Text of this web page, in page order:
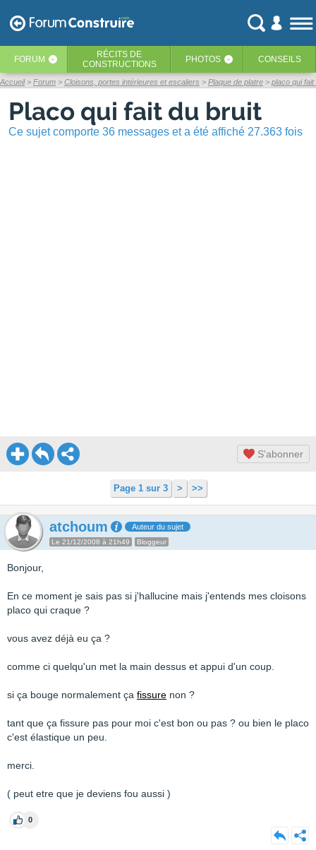
FORUM ‹ RÉCITS DE
CONSTRUCTIONS
PHOTOS ‹ CONSEILS
Accueil Forum Cloisons, portes intérieures et escaliers Plaque de platre placo qui fait
Placo qui fait du bruit
Ce sujet comporte 36 messages et a été affiché 27.363 fois
S'abonner
Page 1 sur 3 > >>
atchoum Auteur du sujet
Le 21/12/2008 à 21h49 Bloggeur
Bonjour,
En ce moment je sais pas si j'hallucine mais j'entends mes cloisons
placo qui craque ?
vous avez déjà eu ça ?
comme ci quelqu'un met la main dessus et appui d'un coup.
si ça bouge normalement ça fissure non ?
tant que ça fissure pas pour moi c'est bon ou pas ? ou bien le placo
c'est élastique un peu.
merci.
( peut etre que je deviens fou aussi )
0